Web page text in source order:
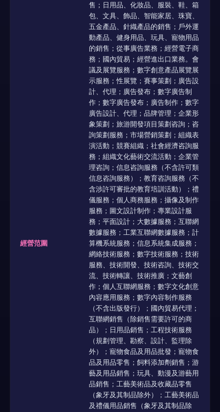
經營范圍
售；日用品、化妝品、服裝、鞋、箱
包、文具、飾品、智能家居、珠寶、
五金產品、針織產品的銷售；戶外運
動產品、健身用品、玩具、寵物用品
的銷售；從事廣告業務；經營電子商
務；國內貿易；經營進出口業務。會
議及展覽服務；數字創意產品展覽展
示服務；性展覽；賽事策劃；廣告設
計、代理；廣告發布；數字廣告制
作；數字廣告發布；廣告制作；數字
廣告設計、代理；品牌管理；企業形
象策劃；旅游開發項目策劃咨詢；咨
詢策劃服務；市場營銷策劃；組織表
演活動；競賽組織；社會經濟咨詢服
務；組織文化藝術交流活動；企業管
理咨詢；信息咨詢服務（不含許可類
信息咨詢服務）；教育咨詢服務（不
含涉許可審批的教育培訓活動）；禮
儀服務；個人商務服務；攝像及制作
服務；圖文設計制作；專業設計服
務；平面設計；大數據服務；互聯網
數據服務；工業互聯網數據服務；計
算機系統服務；信息系統集成服務；
網絡技術服務；數字技術服務；技術
服務、技術開發、技術咨詢、技術交
流、技術轉讓、技術推廣；文藝創
作；個人互聯網服務；數字文化創意
內容應用服務；數字內容制作服務
（不含出版發行）；國內貿易代理；
互聯網銷售（除銷售需要許可的商
品）；日用品銷售；工程技術服務
（規劃管理、勘察、設計、監理除
外）；寵物食品及用品批發；寵物食
品及用品零售；飼料添加劑銷售；游
藝及用品銷售；玩具、動漫及游藝用
品銷售；工藝美術品及收藏品零售
（象牙及其制品除外）；工藝美術品
及禮儀用品銷售（象牙及其制品除